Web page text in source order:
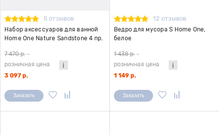
5 отзывов
Набор аксессуаров для ванной
Home One Nature Sandstone 4 пр.
7 470 р. -
розничная цена
3 097 р.
Заказать
12 отзывов
Ведро для мусора S Home One,
белое
1 438 р. -
розничная цена
1 149 р.
Заказать